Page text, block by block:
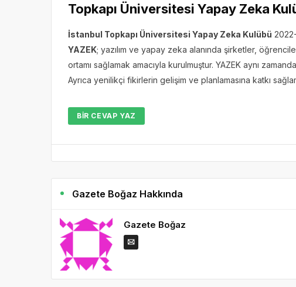
Topkapı Üniversitesi Yapay Zeka
İstanbul Topkapı Üniversitesi Yapay Zeka Kulübü
YAZEK; yazılım ve yapay zeka alanında şirketler,
ortamı sağlamak amacıyla kurulmuştur. YAZEK aynı
Ayrıca yenilikçi fikirlerin gelişim ve planlamasına katkı
BIR CEVAP YAZ
Gazete Boğaz Hakkında
Gazete Boğaz